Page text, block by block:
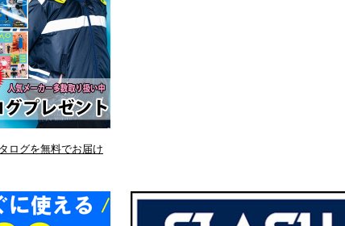
ログを無料でお届け